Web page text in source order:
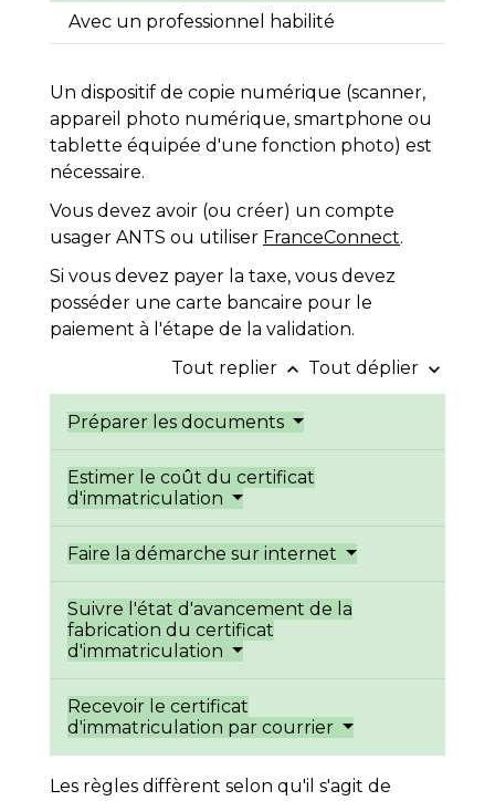
Avec un professionnel habilité
Un dispositif de copie numérique (scanner,
appareil photo numérique, smartphone ou
tablette équipée d'une fonction photo) est
nécessaire.
Vous devez avoir (ou créer) un compte
usager ANTS ou utiliser FranceConnect.
Si vous devez payer la taxe, vous devez
posséder une carte bancaire pour le
paiement à l'étape de la validation.
Tout replier keyboard_arrow_up Tout déplier keyboard_arrow_down
Préparer les documents
Estimer le coût du certificat
d'immatriculation
Faire la démarche sur internet
Suivre l'état d'avancement de la
fabrication du certificat
d'immatriculation
Recevoir le certificat
d'immatriculation par courrier
Les règles diffèrent selon qu'il s'agit de